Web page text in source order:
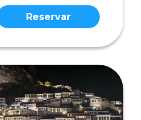
Reservar